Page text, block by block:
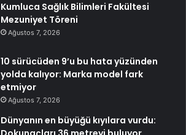
Kumluca Sağlık Bilimleri Fakültesi
Mezuniyet Töreni
Ağustos 7, 2026
10 sürücüden 9’u bu hata yüzünden
yolda kalıyor: Marka model fark
etmiyor
Ağustos 7, 2026
Dünyanın en büyüğü kıyılara vurdu: